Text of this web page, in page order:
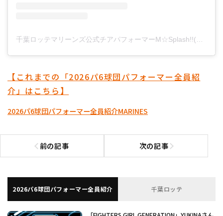
【これまでの「2026パ6球団パフォーマー全員紹
介」はこちら】
2026パ6球団パフォーマー全員紹介MARINES
前の記事
前の記事へ 次の記事次の記事へ
2026パ6球団パフォーマー全員紹介 千葉ロッテ